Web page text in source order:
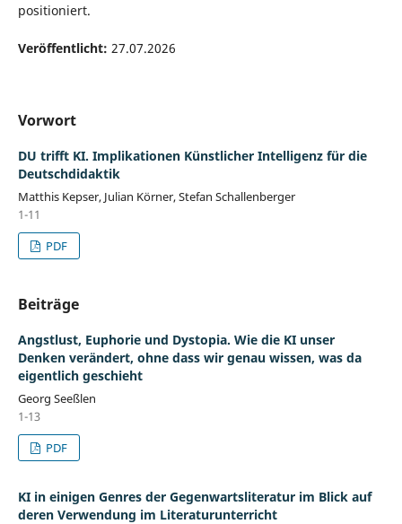
positioniert.
Veröffentlicht: 27.07.2026
Vorwort
DU trifft KI. Implikationen Künstlicher Intelligenz für die
Deutschdidaktik
Matthis Kepser, Julian Körner, Stefan Schallenberger
1-11
PDF
Beiträge
Angstlust, Euphorie und Dystopia. Wie die KI unser
Denken verändert, ohne dass wir genau wissen, was da
eigentlich geschieht
Georg Seeßlen
1-13
PDF
KI in einigen Genres der Gegenwartsliteratur im Blick auf
deren Verwendung im Literaturunterricht